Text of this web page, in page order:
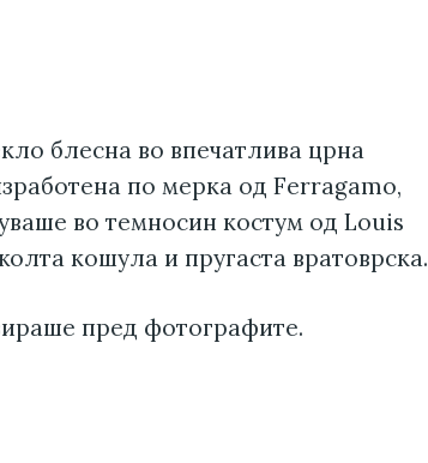
блесна во впечатлива црна
по мерка од Ferragamo,
во темносин костум од Louis
кошула и пругаста вратоврска.
пред фотографите.